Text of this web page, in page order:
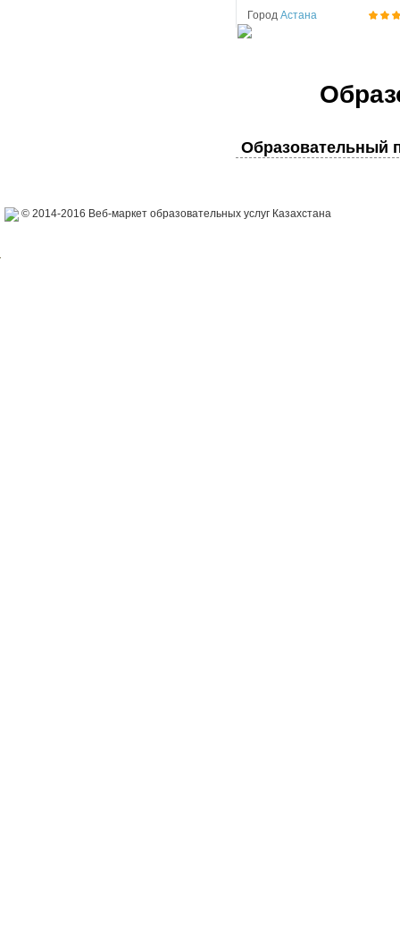
Город Астана
Образовательный
© 2014-2016 Веб-маркет образовательных услуг Казахстана